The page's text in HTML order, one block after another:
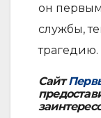
он
службы,
трагедию.
Сайт